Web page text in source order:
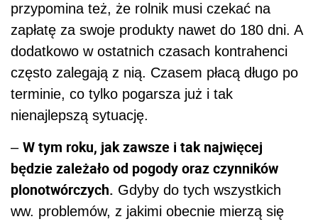
przypomina też, że rolnik musi czekać na
zapłatę za swoje produkty nawet do 180 dni. A
dodatkowo w ostatnich czasach kontrahenci
często zalegają z nią. Czasem płacą długo po
terminie, co tylko pogarsza już i tak
nienajlepszą sytuację.
– W tym roku, jak zawsze i tak najwięcej
będzie zależało od pogody oraz czynników
plonotwórczych. Gdyby do tych wszystkich
ww. problemów, z jakimi obecnie mierzą się